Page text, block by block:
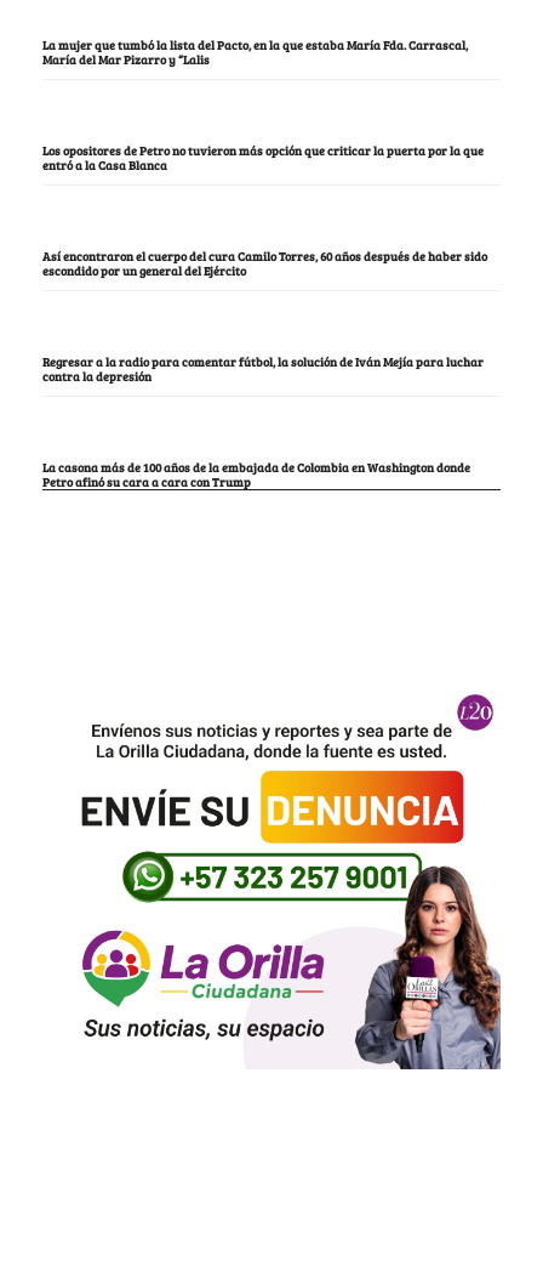
La mujer que tumbó la lista del Pacto, en la que estaba María Fda. Carrascal,
María del Mar Pizarro y “Lalis
Los opositores de Petro no tuvieron más opción que criticar la puerta por la que
entró a la Casa Blanca
Así encontraron el cuerpo del cura Camilo Torres, 60 años después de haber sido
escondido por un general del Ejército
Regresar a la radio para comentar fútbol, la solución de Iván Mejía para luchar
contra la depresión
La casona más de 100 años de la embajada de Colombia en Washington donde
Petro afinó su cara a cara con Trump